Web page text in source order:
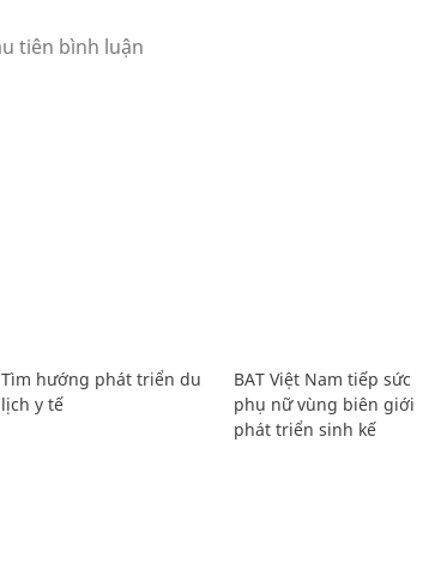
Tìm hướng phát triển du
lịch y tế
BAT Việt Nam tiếp sức
phụ nữ vùng biên giới
phát triển sinh kế